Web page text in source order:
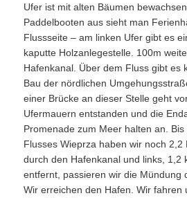
Ufer ist mit alten Bäumen
Paddelbooten aus sieht man
Flussseite – am linken Ufer gibt es
kaputte Holzanlegestelle. 100m
Hafenkanal. Über dem Fluss gibt es
Bau der nördlichen
einer Brücke an dieser Stelle geht
Ufermauern entstanden und die
Promenade zum Meer halten an.
Flusses Wieprza haben wir noch 2,2
durch den Hafenkanal und links, 1,2
entfernt, passieren wir die Mündung
Wir erreichen den Hafen. Wir fahren